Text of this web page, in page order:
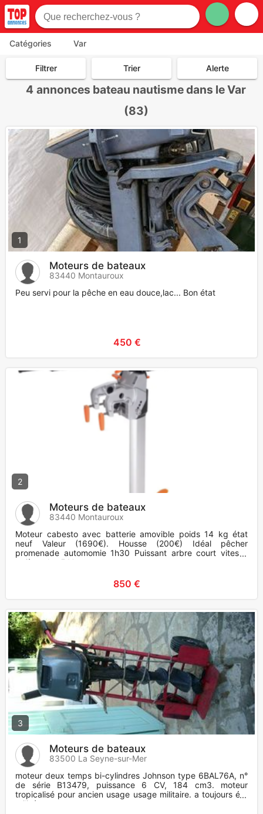
Catégories Var
Filtrer Trier Alerte
4 annonces bateau nautisme dans le Var
(83)
1
Moteurs de bateaux
83440 Montauroux
Peu servi pour la pêche en eau douce,lac... Bon état
450 €
2
Moteurs de bateaux
83440 Montauroux
Moteur cabesto avec batterie amovible poids 14 kg état
neuf Valeur (1690€). Housse (200€) Idéal pêcher
promenade automomie 1h30 Puissant arbre court vitesse
arrière plus 5 V avant
850 €
3
Moteurs de bateaux
83500 La Seyne-sur-Mer
moteur deux temps bi-cylindres Johnson type 6BAL76A, n°
de série B13479, puissance 6 CV, 184 cm3. moteur
tropicalisé pour ancien usage usage militaire. a toujours été
utilisé en ea